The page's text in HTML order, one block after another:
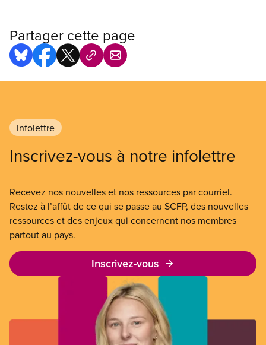
Partager cette page
Infolettre
Inscrivez-vous à notre infolettre
Recevez nos nouvelles et nos ressources par courriel.
Restez à l’affût de ce qui se passe au SCFP, des nouvelles
ressources et des enjeux qui concernent nos membres
partout au pays.
Inscrivez-vous